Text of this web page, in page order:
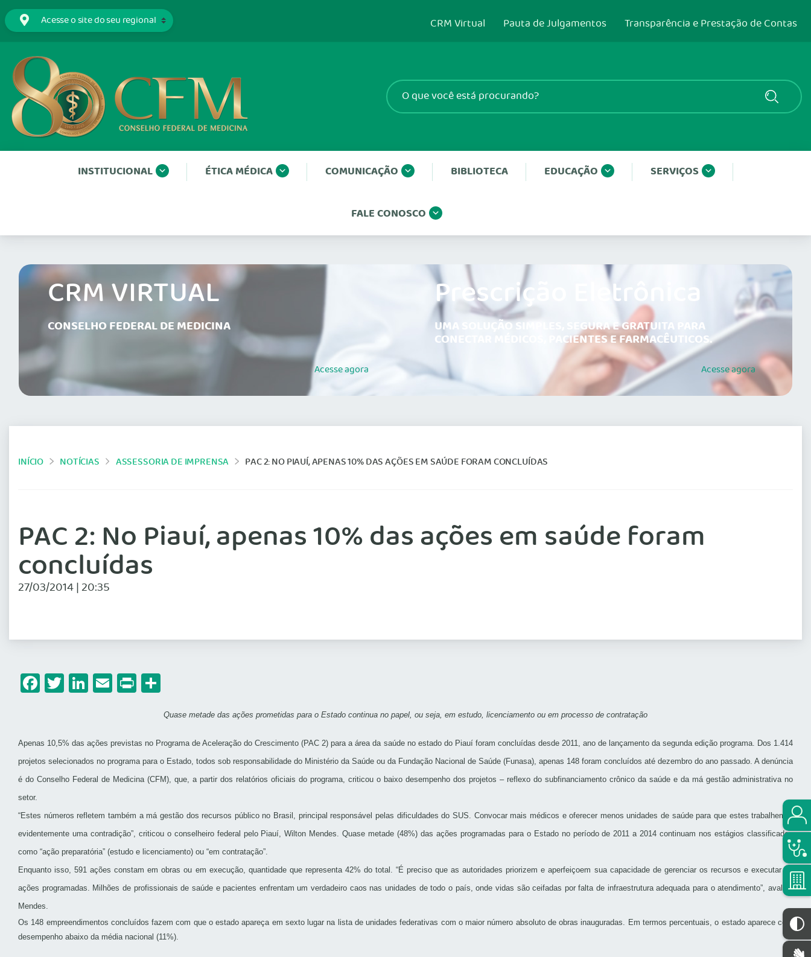
CRM Virtual Pauta de Julgamentos Transparência e Prestação de Contas
INSTITUCIONAL ÉTICA MÉDICA COMUNICAÇÃO BIBLIOTECA EDUCAÇÃO SERVIÇOS
FALE CONOSCO
CRM VIRTUAL
CONSELHO FEDERAL DE MEDICINA
Acesseagora
Prescrição Eletrônica
UMA SOLUÇÃO SIMPLES, SEGURA E GRATUITA PARA
CONECTAR MÉDICOS, PACIENTES E FARMACÊUTICOS.
Acesseagora
INÍCIO NOTÍCIAS ASSESSORIA DE IMPRENSA PAC 2: NO PIAUÍ, APENAS 10% DAS AÇÕES EM SAÚDE FORAM CONCLUÍDAS
PAC 2: No Piauí, apenas 10% das ações em saúde foram
concluídas
27/03/2014 | 20:35
Facebook
Twitter
LinkedIn
Email
Print
Quase metade das ações prometidas para o Estado continua no papel, ou seja, em estudo, licenciamento ou em processo de contratação
Apenas 10,5% das ações previstas no Programa de Aceleração do Crescimento (PAC 2) para a área da saúde no estado do Piauí foram concluídas desde 2011, ano de lançamento da segunda edição programa. Dos 1.414
projetos selecionados no programa para o Estado, todos sob responsabilidade do Ministério da Saúde ou da Fundação Nacional de Saúde (Funasa), apenas 148 foram concluídos até dezembro do ano passado. A denúncia
é do Conselho Federal de Medicina (CFM), que, a partir dos relatórios oficiais do programa, criticou o baixo desempenho dos projetos – reflexo do subfinanciamento crônico da saúde e da má gestão administrativa no
setor.
“Estes números refletem também a má gestão dos recursos público no Brasil, principal responsável pelas dificuldades do SUS. Convocar mais médicos e oferecer menos unidades de saúde para que estes trabalhem é
evidentemente uma contradição”, criticou o conselheiro federal pelo Piauí, Wilton Mendes. Quase metade (48%) das ações programadas para o Estado no período de 2011 a 2014 continuam nos estágios classificados
como “ação preparatória” (estudo e licenciamento) ou “em contratação”.
Enquanto isso, 591 ações constam em obras ou em execução, quantidade que representa 42% do total. “É preciso que as autoridades priorizem e aperfeiçoem sua capacidade de gerenciar os recursos e executar as
ações programadas. Milhões de profissionais de saúde e pacientes enfrentam um verdadeiro caos nas unidades de todo o país, onde vidas são ceifadas por falta de infraestrutura adequada para o atendimento”, avaliou
Mendes.
Os 148 empreendimentos concluídos fazem com que o estado apareça em sexto lugar na lista de unidades federativas com o maior número absoluto de obras inauguradas. Em termos percentuais, o estado aparece com
desempenho abaixo da média nacional (11%).